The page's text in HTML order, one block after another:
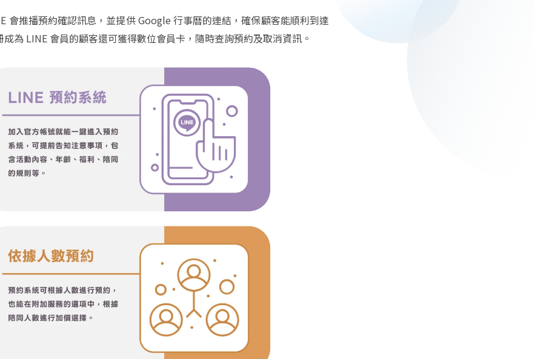
會推播預約確認訊息，並提供 Google 行事曆的連結，確保顧客能順利到達
為 LINE 會員的顧客還可獲得數位會員卡，隨時查詢預約及取消資訊。